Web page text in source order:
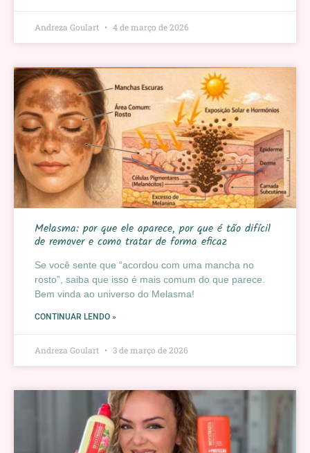
Andreza Goulart 4 de março de 2026
Melasma: por que ele aparece, por que é tão difícil
de remover e como tratar de forma eficaz
Se você sente que “acordou com uma mancha no
rosto”, saiba que isso é mais comum do que parece.
Bem vinda ao universo do Melasma!
CONTINUAR LENDO »
Andreza Goulart 3 de março de 2026